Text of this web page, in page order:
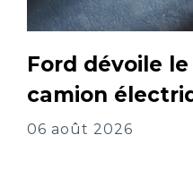
Ford dévoile
camion
06 août 2026